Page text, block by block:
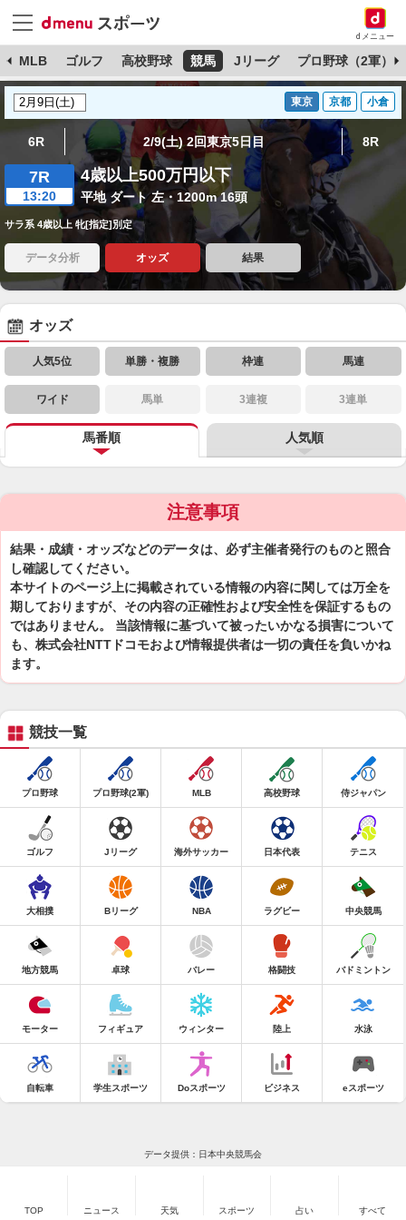
dメニュー
MLB ゴルフ 高校野球 競馬 Jリーグ プロ野球（2軍）
東京 京都 小倉
6R 2/9(土) 2回東京5日目 8R
7R
13:20
4歳以上500万円以下
平地 ダート 左・1200m 16頭
サラ系 4歳以上 牝[指定]別定
データ分析 オッズ 結果
オッズ
人気5位 単勝・複勝 枠連 馬連
ワイド 馬単 3連複 3連単
馬番順 人気順
注意事項
結果・成績・オッズなどのデータは、必ず主催者発行のものと照合
し確認してください。
本サイトのページ上に掲載されている情報の内容に関しては万全を
期しておりますが、その内容の正確性および安全性を保証するもの
ではありません。 当該情報に基づいて被ったいかなる損害について
も、株式会社NTTドコモおよび情報提供者は一切の責任を負いかね
ます。
競技一覧
プロ野球 プロ野球(2軍) MLB 高校野球 侍ジャパン
ゴルフ Jリーグ 海外サッカー 日本代表 テニス
大相撲 Bリーグ NBA ラグビー 中央競馬
地方競馬 卓球 バレー 格闘技 バドミントン
モーター フィギュア ウィンター 陸上 水泳
自転車 学生スポーツ Doスポーツ ビジネス eスポーツ
データ提供：日本中央競馬会
TOP ニュース 天気 スポーツ 占い すべて